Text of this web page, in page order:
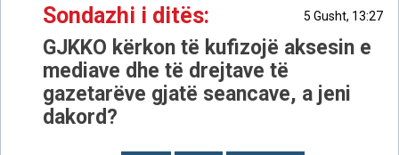
Sondazhi i ditës: 5 Gusht, 13:27
GJKKO kërkon të kufizojë aksesin e
mediave dhe të drejtave të
gazetarëve gjatë seancave, a jeni
dakord?